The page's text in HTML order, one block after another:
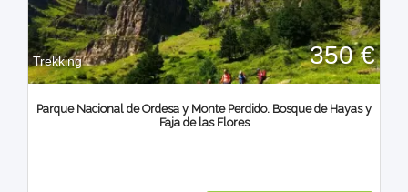
Trekking 350 €
Parque Nacional de Ordesa y Monte Perdido. Bosque de Hayas y
Faja de las Flores